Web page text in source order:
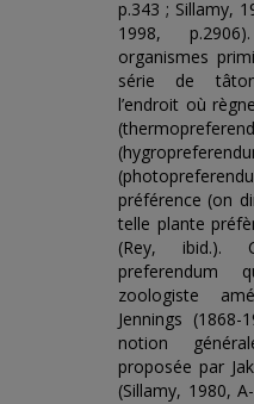
p.343 ; Sillamy,
1998,
organismes
série de
l’endroit où
préférence (on
telle plante
(Rey, ibid.).
zoologiste
Jennings
notion
proposée par
(Sillamy, 1980,